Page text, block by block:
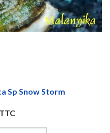
Sp Snow Storm